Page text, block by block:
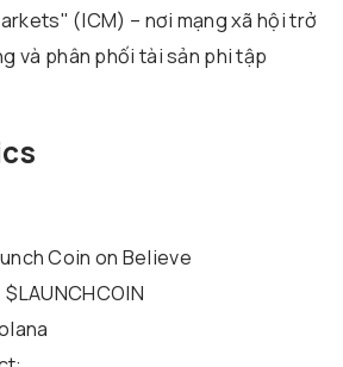
(ICM) – nơi mạng xã hội trở
và phân phối tài sản phi tập
Coin on Believe